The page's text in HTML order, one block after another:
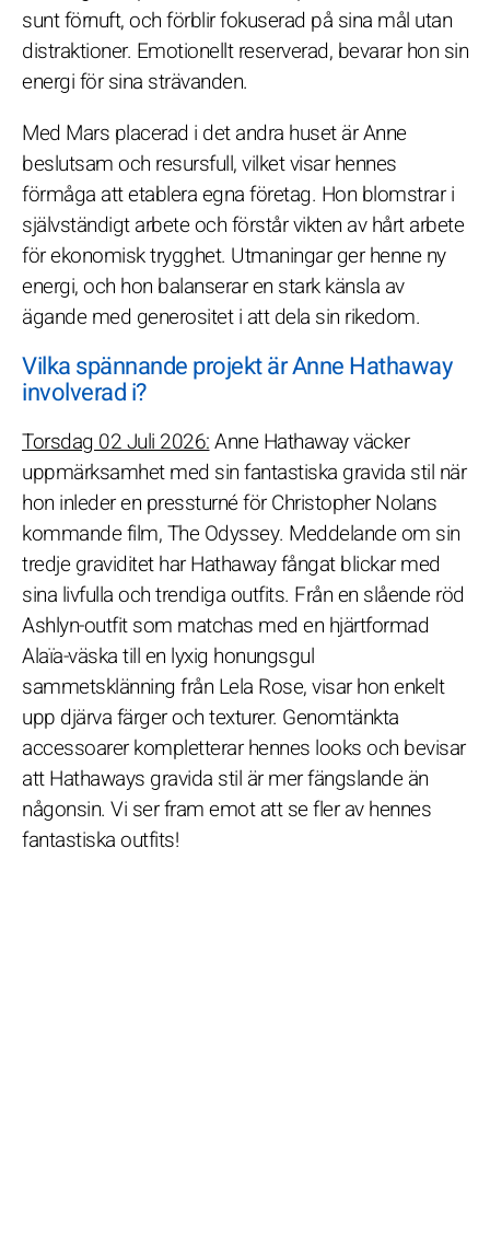
sunt förnuft, och förblir fokuserad på sina mål utan
distraktioner. Emotionellt reserverad, bevarar hon sin
energi för sina strävanden.
Med Mars placerad i det andra huset är Anne
beslutsam och resursfull, vilket visar hennes
förmåga att etablera egna företag. Hon blomstrar i
självständigt arbete och förstår vikten av hårt arbete
för ekonomisk trygghet. Utmaningar ger henne ny
energi, och hon balanserar en stark känsla av
ägande med generositet i att dela sin rikedom.
Vilka spännande projekt är Anne Hathaway
involverad i?
Torsdag 02 Juli 2026:Anne Hathaway väcker
uppmärksamhet med sin fantastiska gravida stil när
hon inleder en pressturné för Christopher Nolans
kommande film, The Odyssey. Meddelande om sin
tredje graviditet har Hathaway fångat blickar med
sina livfulla och trendiga outfits. Från en slående röd
Ashlyn-outfit som matchas med en hjärtformad
Alaïa-väska till en lyxig honungsgul
sammetsklänning från Lela Rose, visar hon enkelt
upp djärva färger och texturer. Genomtänkta
accessoarer kompletterar hennes looks och bevisar
att Hathaways gravida stil är mer fängslande än
någonsin. Vi ser fram emot att se fler av hennes
fantastiska outfits!